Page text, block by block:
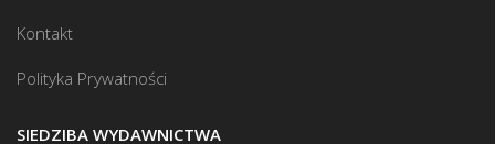
Kontakt
Polityka Prywatności
SIEDZIBA WYDAWNICTWA